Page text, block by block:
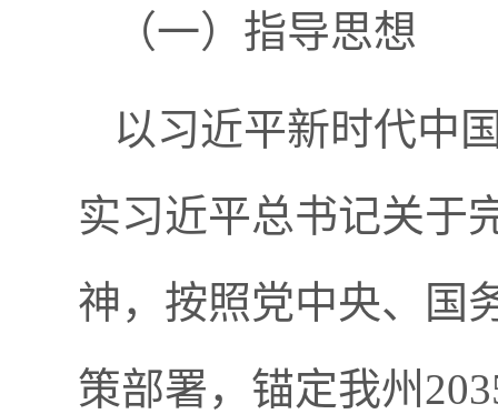
（一）指导思想
以习近平新时代中
实习近平总书记关于
神，按照党中央、国
策部署，锚定我州